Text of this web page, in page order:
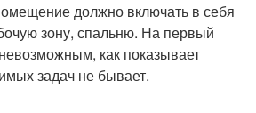
должно включать в себя
зону, спальню. На первый
как показывает
задач не бывает.